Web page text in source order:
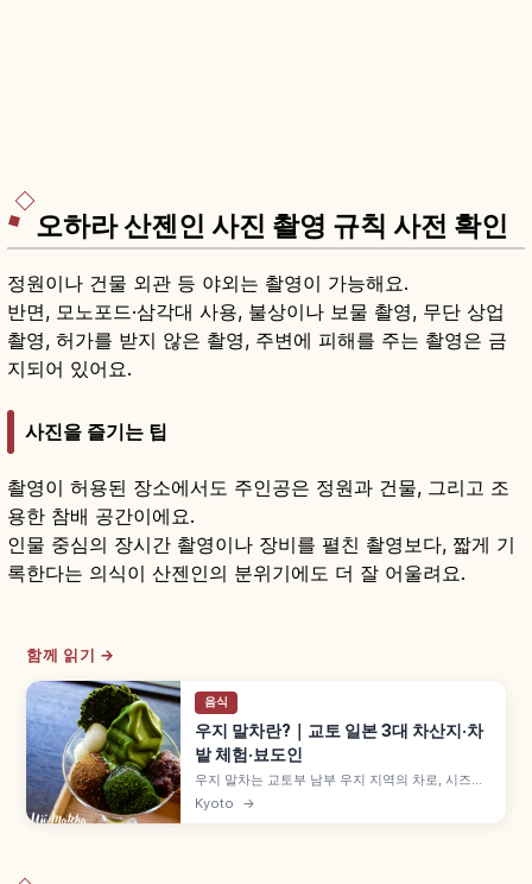
오하라 산젠인 사진 촬영 규칙 사전 확인
정원이나 건물 외관 등 야외는 촬영이 가능해요.
반면, 모노포드·삼각대 사용, 불상이나 보물 촬영, 무단 상업
촬영, 허가를 받지 않은 촬영, 주변에 피해를 주는 촬영은 금
지되어 있어요.
사진을 즐기는 팁
촬영이 허용된 장소에서도 주인공은 정원과 건물, 그리고 조
용한 참배 공간이에요.
인물 중심의 장시간 촬영이나 장비를 펼친 촬영보다, 짧게 기
록한다는 의식이 산젠인의 분위기에도 더 잘 어울려요.
함께 읽기 →
음식
우지 말차란?｜교토 일본 3대 차산지·차
밭 체험·뵤도인
우지 말차는 교토부 남부 우지 지역의 차로, 시즈오
카·사야마와 함께 일본 3대 차산지로 꼽힙니다. 에
이사이와 센노리큐로 이어지는 차 문화, 차잎 따기·
Kyoto →